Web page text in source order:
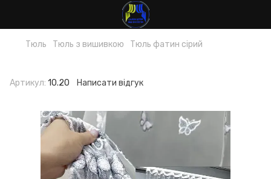
Тюль Тюль з вишивкою Тюль фатин сірий
Артикул: 10.20 Написати відгук